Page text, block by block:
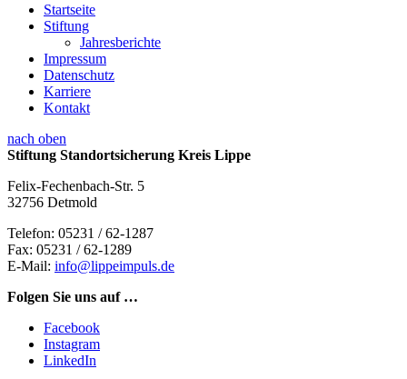
Startseite
Stiftung
Jahresberichte
Impressum
Datenschutz
Karriere
Kontakt
nach oben
Stiftung Standortsicherung Kreis Lippe
Felix-Fechenbach-Str. 5
32756 Detmold
Telefon: 05231 / 62-1287
Fax: 05231 / 62-1289
E-Mail: info@lippeimpuls.de
Folgen Sie uns auf …
Facebook
Instagram
LinkedIn